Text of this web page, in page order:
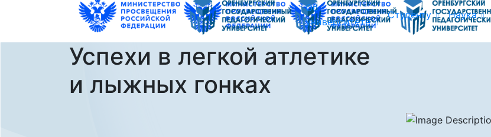
Об
университете
Студенту Наука
Успехи в легкой атлетике
и лыжных гонках